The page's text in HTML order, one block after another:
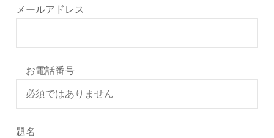
メールアドレス
お電話番号
題名